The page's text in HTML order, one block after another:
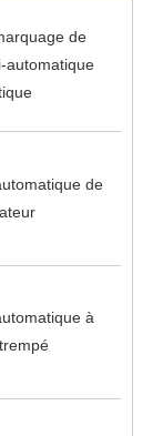
de
automatique
de
à